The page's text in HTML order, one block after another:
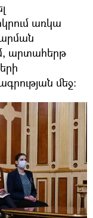
առկա
արտահերթ
մեջ: